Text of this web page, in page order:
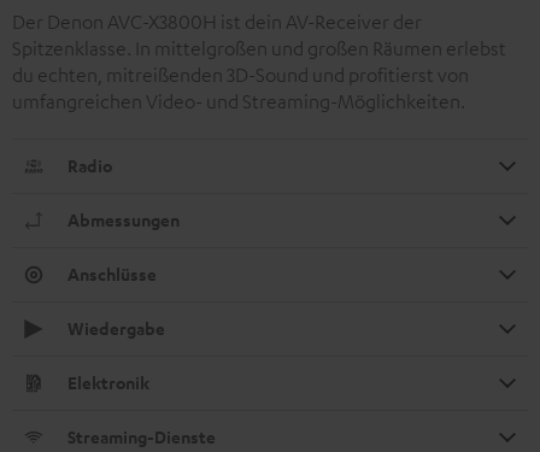
Der Denon AVC-X3800H ist dein AV-Receiver der
Spitzenklasse. In mittelgroßen und großen Räumen erlebst
du echten, mitreißenden 3D-Sound und profitierst von
umfangreichen Video- und Streaming-Möglichkeiten.
Radio
Abmessungen
Anschlüsse
Wiedergabe
Elektronik
Streaming-Dienste